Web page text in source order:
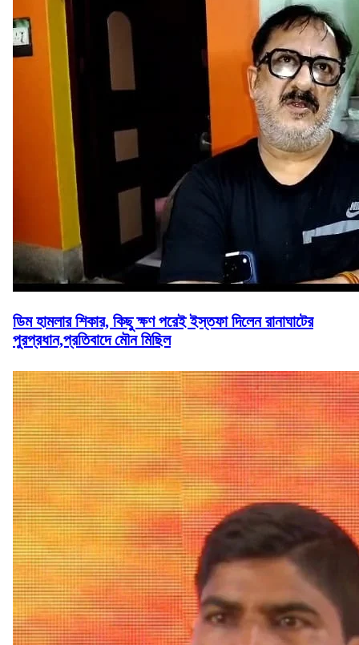
ডিম হামলার শিকার, কিছু ক্ষণ পরেই ইস্তফা দিলেন রানাঘাটের
পুরপ্রধান,প্রতিবাদে মৌন মিছিল